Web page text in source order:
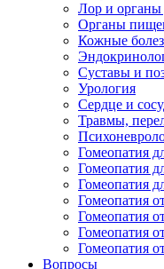
Лор и
Органы
Кожные
Суставы и
Урология
Сердце и
Травмы,
Гомеопатия
Гомеопатия
Гомеопатия
Гомеопатия
Гомеопатия
Гомеопатия
Гомеопатия
Вопросы